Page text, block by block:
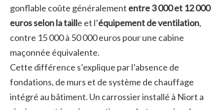
gonflable coûte généralement entre 3 000 et 12 000
euros selon la taille et l’équipement de ventilation,
contre 15 000 à 50 000 euros pour une cabine
maçonnée équivalente.
Cette différence s’explique par l’absence de
fondations, de murs et de système de chauffage
intégré au bâtiment. Un carrossier installé à Niort a